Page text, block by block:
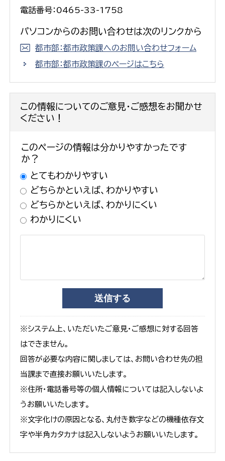
電話番号：0465-33-1758
パソコンからのお問い合わせは次のリンクから
都市部：都市政策課へのお問い合わせフォーム
都市部：都市政策課のページはこちら
この情報についてのご意見・ご感想をお聞かせ
ください！
このページの情報は分かりやすかったです
か？
とてもわかりやすい
どちらかといえば、わかりやすい
どちらかといえば、わかりにくい
わかりにくい
※システム上、いただいたご意見・ご感想に対する回答
はできません。
回答が必要な内容に関しましては、お問い合わせ先の担
当課まで直接お願いいたします。
※住所・電話番号等の個人情報については記入しないよ
うお願いいたします。
※文字化けの原因となる、丸付き数字などの機種依存文
字や半角カタカナは記入しないようお願いいたします。